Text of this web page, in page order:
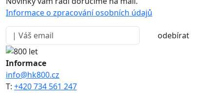
Informace o zpracování osobních údajů
odebírat
Informace
info@hk800.cz
T: +420 734 561 247